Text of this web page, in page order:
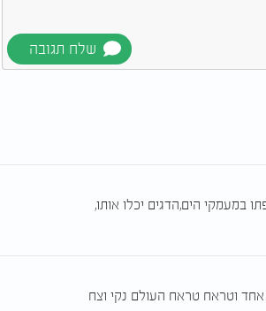
במעמקי הים,הדגים יכלו אותו,
וטראח טראח העולם נקי וצח